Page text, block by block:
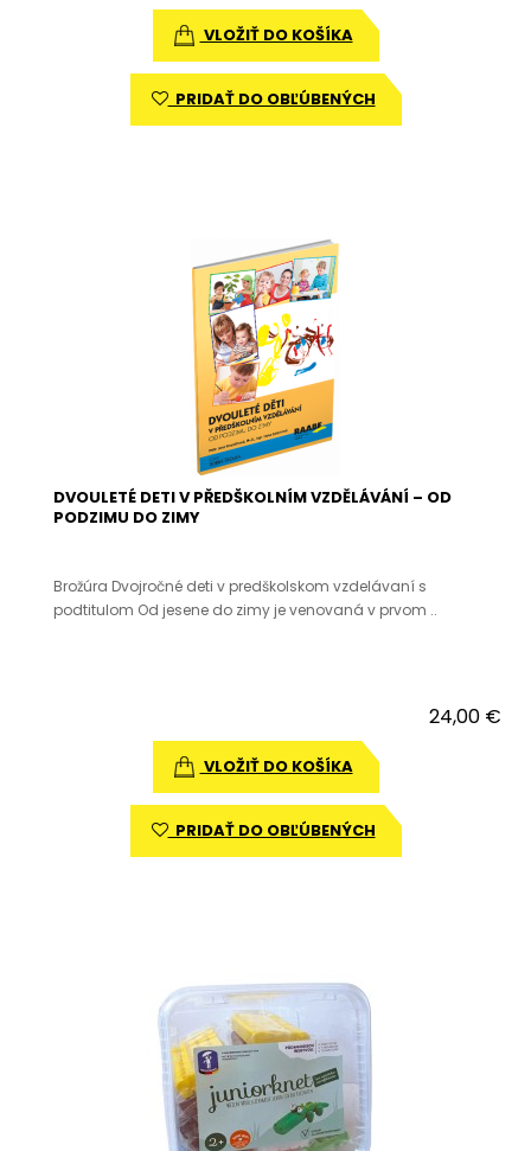
VLOŽIŤ DO KOŠÍKA
PRIDAŤ DO OBĽÚBENÝCH
DVOULETÉ DETI V PŘEDŠKOLNÍM VZDĚLÁVÁNÍ – OD
PODZIMU DO ZIMY
Brožúra Dvojročné deti v predškolskom vzdelávaní s
podtitulom Od jesene do zimy je venovaná v prvom ..
24,00 €
VLOŽIŤ DO KOŠÍKA
PRIDAŤ DO OBĽÚBENÝCH